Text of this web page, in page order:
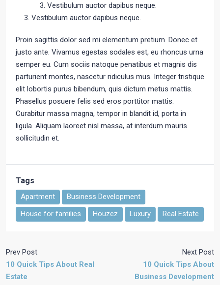
Vestibulum auctor dapibus neque.
Vestibulum auctor dapibus neque.
Proin sagittis dolor sed mi elementum pretium. Donec et
justo ante. Vivamus egestas sodales est, eu rhoncus urna
semper eu. Cum sociis natoque penatibus et magnis dis
parturient montes, nascetur ridiculus mus. Integer tristique
elit lobortis purus bibendum, quis dictum metus mattis.
Phasellus posuere felis sed eros porttitor mattis.
Curabitur massa magna, tempor in blandit id, porta in
ligula. Aliquam laoreet nisl massa, at interdum mauris
sollicitudin et.
Tags
Apartment
Business Development
House for families
Houzez Luxury Real Estate
Prev Post
10 Quick Tips About Real
Estate
Next Post
10 Quick Tips About
Business Development